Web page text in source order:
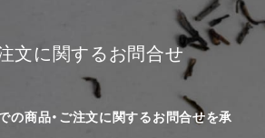
文に関するお問合せ
の商品・ご注文に関するお問合せを承